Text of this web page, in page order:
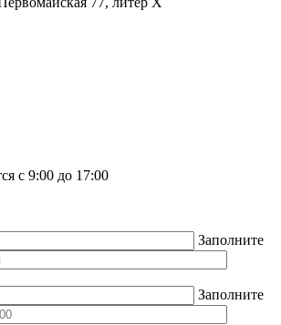
с 9:00 до 17:00
Заполните
Заполните